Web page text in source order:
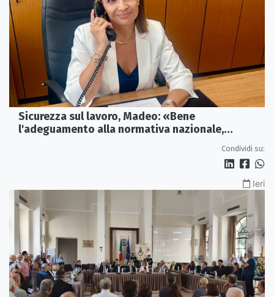
Sicurezza sul lavoro, Madeo: «Bene
l'adeguamento alla normativa nazionale,
Condividi su:
Ieri